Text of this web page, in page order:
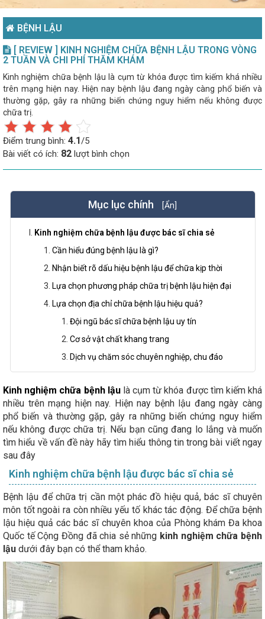
BỆNH LẬU
[ REVIEW ] KINH NGHIỆM CHỮA BỆNH LẬU TRONG VÒNG
2 TUẦN VÀ CHI PHÍ THĂM KHÁM
Kinh nghiệm chữa bệnh lậu là cụm từ khóa được tìm kiếm khá nhiều
trên mạng hiện nay. Hiện nay bệnh lậu đang ngày càng phổ biến và
thường gặp, gây ra những biến chứng nguy hiểm nếu không được
chữa trị.
Điểm trung bình: 4.1/5
Bài viết có ích: 82 lượt bình chọn
Mục lục chính [Ẩn]
Kinh nghiệm chữa bệnh lậu được bác sĩ chia sẻ
Cần hiểu đúng bệnh lậu là gì?
Nhận biết rõ dấu hiệu bệnh lậu để chữa kịp thời
Lựa chọn phương pháp chữa trị bệnh lậu hiện đại
Lựa chọn địa chỉ chữa bệnh lậu hiệu quả?
Đội ngũ bác sĩ chữa bệnh lậu uy tín
Cơ sở vật chất khang trang
Dịch vụ chăm sóc chuyên nghiệp, chu đáo
Kinh nghiệm chữa bệnh lậulà cụm từ khóa được tìm kiếm khá
nhiều trên mạng hiện nay. Hiện nay bệnh lậu đang ngày càng
phổ biến và thường gặp, gây ra những biến chứng nguy hiểm
nếu không được chữa trị. Nếu bạn cũng đang lo lắng và muốn
tìm hiểu về vấn đề này hãy tìm hiểu thông tin trong bài viết ngay
sau đây
Kinh nghiệm chữa bệnh lậu được bác sĩ chia sẻ
Bệnh lậu để chữa trị cần một phác đồ hiệu quả, bác sĩ chuyên
môn tốt ngoài ra còn nhiều yếu tố khác tác động. Để chữa bệnh
lậu hiệu quả các bác sĩ chuyên khoa của Phòng khám Đa khoa
Quốc tế Cộng Đồng đã chia sẻ những kinh nghiệm chữa bệnh
lậu dưới đây bạn có thể tham khảo.